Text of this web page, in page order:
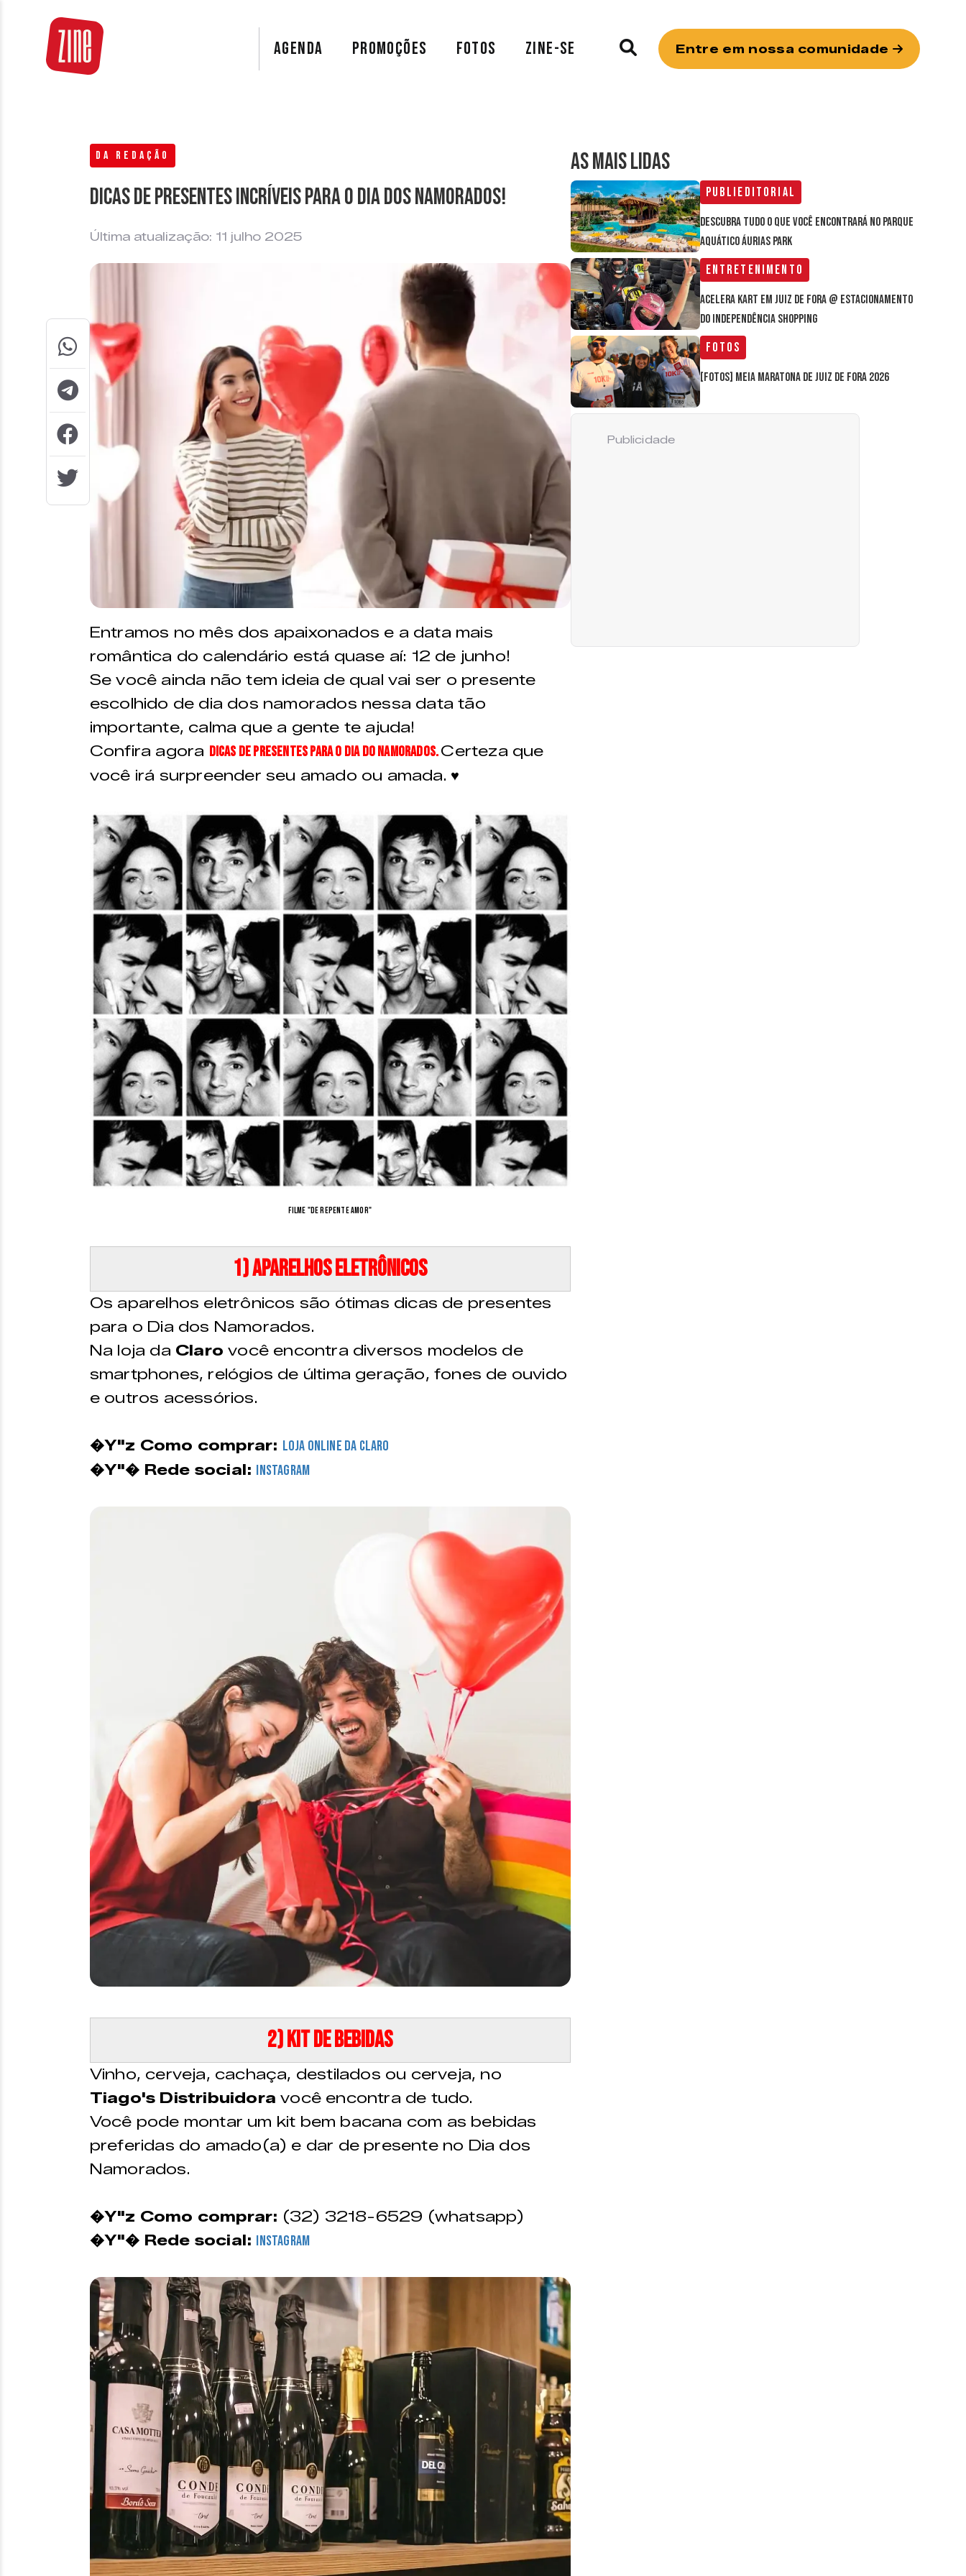
AGENDA PROMOÇÕES FOTOS ZINE-SE Entre em nossa comunidade
DA REDAÇÃO
Dicas de presentes incríveis para o Dia dos Namorados!
Última atualização: 11 julho 2025
Entramos no mês dos apaixonados e a data mais
romântica do calendário está quase aí: 12 de junho!
Se você ainda não tem ideia de qual vai ser o presente
escolhido de dia dos namorados nessa data tão
importante, calma que a gente te ajuda!
Confira agora dicas de presentes para o Dia do Namorados.Certeza que
você irá surpreender seu amado ou amada. ♥
Filme "De Repente Amor"
1) Aparelhos eletrônicos
Os aparelhos eletrônicos são ótimas dicas de presentes
para o Dia dos Namorados.
Na loja da Claro você encontra diversos modelos de
smartphones, relógios de última geração, fones de ouvido
e outros acessórios.
�Y"z Como comprar: Loja Online da Claro
�Y"� Rede social: Instagram
2) Kit de bebidas
Vinho, cerveja, cachaça, destilados ou cerveja, no
Tiago's Distribuidora você encontra de tudo.
Você pode montar um kit bem bacana com as bebidas
preferidas do amado(a) e dar de presente no Dia dos
Namorados.
�Y"z Como comprar: (32) 3218-6529 (whatsapp)
�Y"� Rede social: Instagram
AS MAIS LIDAS
Publieditorial
Descubra tudo o que você encontrará no parque
aquático Áurias Park
Entretenimento
Acelera Kart em Juiz de Fora @ estacionamento
do Independência Shopping
Fotos
[FOTOS] Meia Maratona de Juiz de Fora 2026
Publicidade